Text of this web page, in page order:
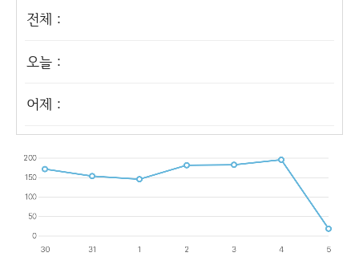
전체 :
오늘 :
어제 :